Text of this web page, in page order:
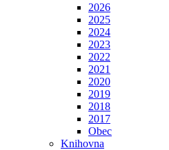
2026
2025
2024
2023
2022
2021
2020
2019
2018
2017
Obec
Knihovna